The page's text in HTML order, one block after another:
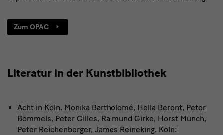
Zum OPAC
Literatur in der Kunstbibliothek
Acht in Köln. Monika Bartholomé, Hella Berent, Peter
Bömmels, Peter Gilles, Raimund Girke, Horst Münch,
Peter Reichenberger, James Reineking. Köln: